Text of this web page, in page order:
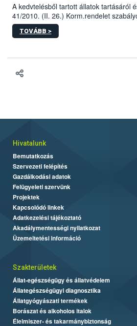
A kedvtelésből tartott állatok tartásáról
41/2010. (II. 26.) Korm.rendelet
sérülés, illetve ennek veszélye
hatósági feladatokat, valamint a
TOVÁBB >
Hivatalunk
Bemutatkozás
Szervezeti felépítés
Gazdálkodási adatok
Felügyeleti szervünk
Projektek
Kapcsolódó linkek
Adatkezelési tájékoztató
Akadálymentességi nyilatkozat
Üzemeltetési információ
Szakterületek
Állat-egészségügy és állatvédelem
Állategészségügyi diagnosztika
Állatgyógyászati termékek
Borászat és alkoholos italok
Élelmiszer- és takarmánybiztonság